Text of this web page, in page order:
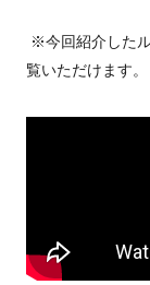
※今回紹介した
覧いただけます。